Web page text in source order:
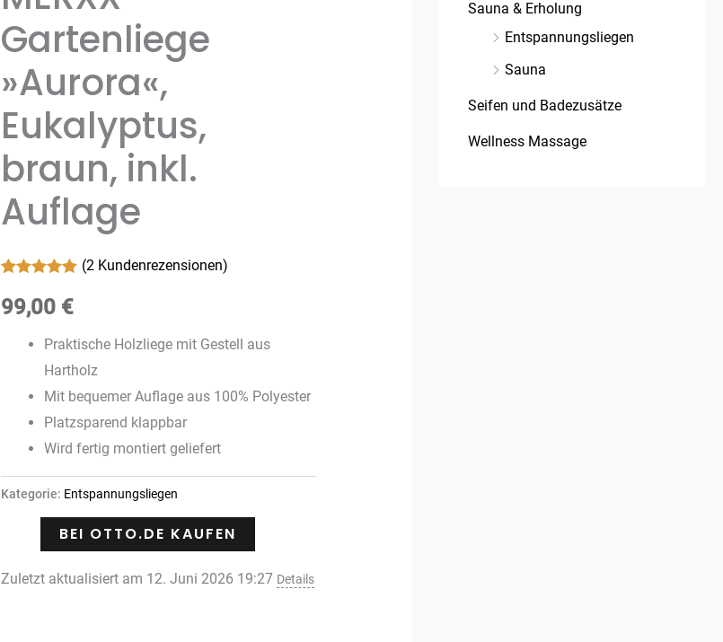
Gartenliege
»Aurora«,
Eukalyptus,
braun, inkl.
Auflage
5.00von 5,
basierend
Kundenbewertungen
(2Kundenrezensionen)
99,00 €
Praktische Holzliege mit Gestell aus
Hartholz
Mit bequemer Auflage aus 100% Polyester
Platzsparend klappbar
Wird fertig montiert geliefert
Kategorie: Entspannungsliegen
BEI OTTO.DE KAUFEN
Zuletzt aktualisiert am 12. Juni 2026 19:27 Details
Sauna & Erholung
Entspannungsliegen
Sauna
Seifen und Badezusätze
Wellness Massage